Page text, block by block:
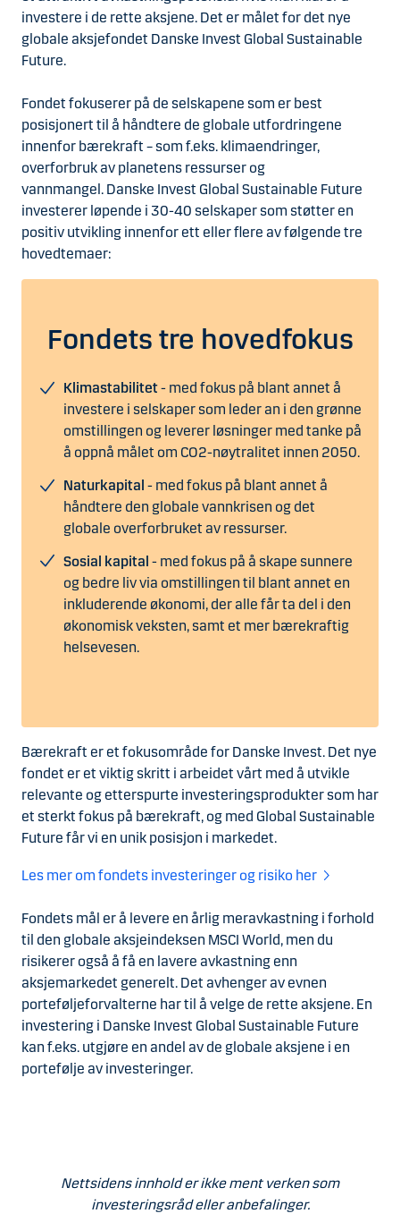
investere i de rette aksjene. Det er målet for det nye
globale aksjefondet Danske Invest Global Sustainable
Future.
Fondet fokuserer på de selskapene som er best
posisjonert til å håndtere de globale utfordringene
innenfor bærekraft – som f.eks. klimaendringer,
overforbruk av planetens ressurser og
vannmangel. Danske Invest Global Sustainable Future
investerer løpende i 30-40 selskaper som støtter en
positiv utvikling innenfor ett eller flere av følgende tre
hovedtemaer:
Fondets tre hovedfokus
Klimastabilitet- med fokus på blant annet å
investere i selskaper som leder an i den grønne
omstillingen og leverer løsninger med tanke på
å oppnå målet om CO2-nøytralitet innen 2050.
Naturkapital - med fokus på blant annet å
håndtere den globale vannkrisen og det
globale overforbruket av ressurser.
Sosial kapital - med fokus på å skape sunnere
og bedre liv via omstillingen til blant annet en
inkluderende økonomi, der alle får ta del i den
økonomisk veksten, samt et mer bærekraftig
helsevesen.
Bærekraft er et fokusområde for Danske Invest. Det nye
fondet er et viktig skritt i arbeidet vårt med å utvikle
relevante og etterspurte investeringsprodukter som har
et sterkt fokus på bærekraft, og med Global Sustainable
Future får vi en unik posisjon i markedet.
Les mer om fondets investeringer og risiko her
Fondets mål er å levere en årlig meravkastning i forhold
til den globale aksjeindeksen MSCI World, men du
risikerer også å få en lavere avkastning enn
aksjemarkedet generelt. Det avhenger av evnen
porteføljeforvalterne har til å velge de rette aksjene. En
investering i Danske Invest Global Sustainable Future
kan f.eks. utgjøre en andel av de globale aksjene i en
portefølje av investeringer.
Nettsidens innhold er ikke ment verken som
investeringsråd eller anbefalinger.